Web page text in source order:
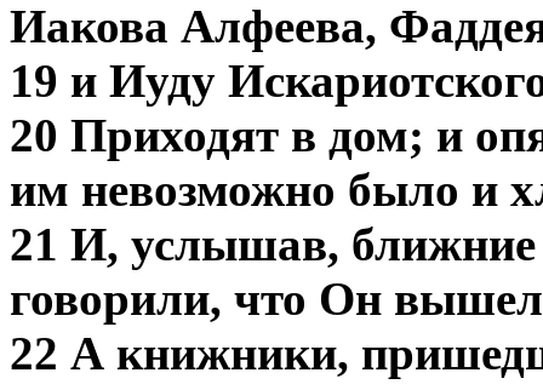
Иакова Алфеева,
19 и Иуду
20 Приходят в дом; и
им невозможно было и
21 И, услышав,
говорили, что Он вышел
22 А книжники,